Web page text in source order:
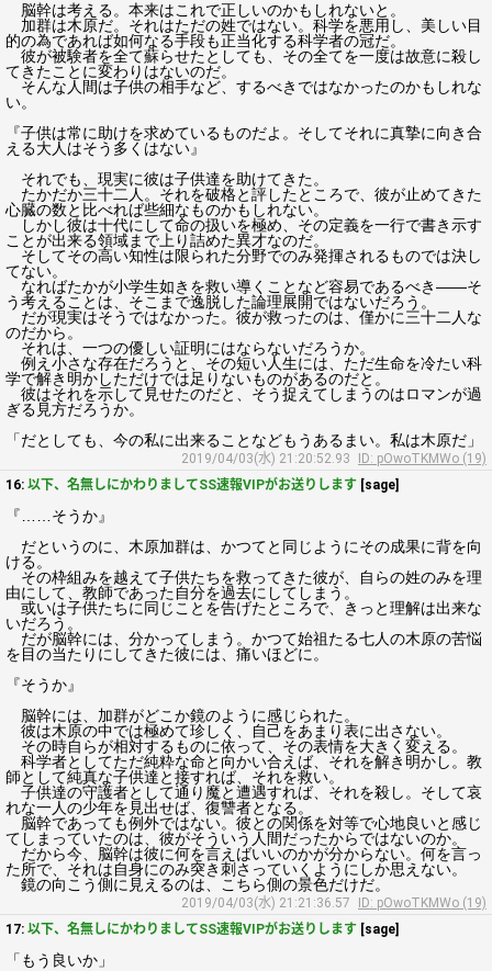
脳幹は考える。本来はこれで正しいのかもしれないと。
加群は木原だ。それはただの姓ではない。科学を悪用し、美しい目
的の為であれば如何なる手段も正当化する科学者の冠だ。
彼が被験者を全て蘇らせたとしても、その全てを一度は故意に殺し
てきたことに変わりはないのだ。
そんな人間は子供の相手など、するべきではなかったのかもしれな
い。
『子供は常に助けを求めているものだよ。そしてそれに真摯に向き合
える大人はそう多くはない』
それでも、現実に彼は子供達を助けてきた。
たかだか三十二人。それを破格と評したところで、彼が止めてきた
心臓の数と比べれば些細なものかもしれない。
しかし彼は十代にして命の扱いを極め、その定義を一行で書き示す
ことが出来る領域まで上り詰めた異才なのだ。
そしてその高い知性は限られた分野でのみ発揮されるものでは決し
てない。
なればたかが小学生如きを救い導くことなど容易であるべき――そ
う考えることは、そこまで逸脱した論理展開ではないだろう。
だが現実はそうではなかった。彼が救ったのは、僅かに三十二人な
のだから。
それは、一つの優しい証明にはならないだろうか。
例え小さな存在だろうと、その短い人生には、ただ生命を冷たい科
学で解き明かしただけでは足りないものがあるのだと。
彼はそれを示して見せたのだと、そう捉えてしまうのはロマンが過
ぎる見方だろうか。
「だとしても、今の私に出来ることなどもうあるまい。私は木原だ」
2019/04/03(水) 21:20:52.93
ID: pOwoTKMWo (19)
16: 以下、名無しにかわりましてSS速報VIPがお送りします [sage]
『……そうか』
だというのに、木原加群は、かつてと同じようにその成果に背を向
ける。
その枠組みを越えて子供たちを救ってきた彼が、自らの姓のみを理
由にして、教師であった自分を過去にしてしまう。
或いは子供たちに同じことを告げたところで、きっと理解は出来な
いだろう。
だが脳幹には、分かってしまう。かつて始祖たる七人の木原の苦悩
を目の当たりにしてきた彼には、痛いほどに。
『そうか』
脳幹には、加群がどこか鏡のように感じられた。
彼は木原の中では極めて珍しく、自己をあまり表に出さない。
その時自らが相対するものに依って、その表情を大きく変える。
科学者としてただ純粋な命と向かい合えば、それを解き明かし。教
師として純真な子供達と接すれば、それを救い。
子供達の守護者として通り魔と遭遇すれば、それを殺し。そして哀
れな一人の少年を見出せば、復讐者となる。
脳幹であっても例外ではない。彼との関係を対等で心地良いと感じ
てしまっていたのは、彼がそういう人間だったからではないのか。
だから今、脳幹は彼に何を言えばいいのかが分からない。何を言っ
た所で、それは自身にのみ突き刺さっていくようにしか思えない。
鏡の向こう側に見えるのは、こちら側の景色だけだ。
2019/04/03(水) 21:21:36.57
ID: pOwoTKMWo (19)
17: 以下、名無しにかわりましてSS速報VIPがお送りします [sage]
「もう良いか」